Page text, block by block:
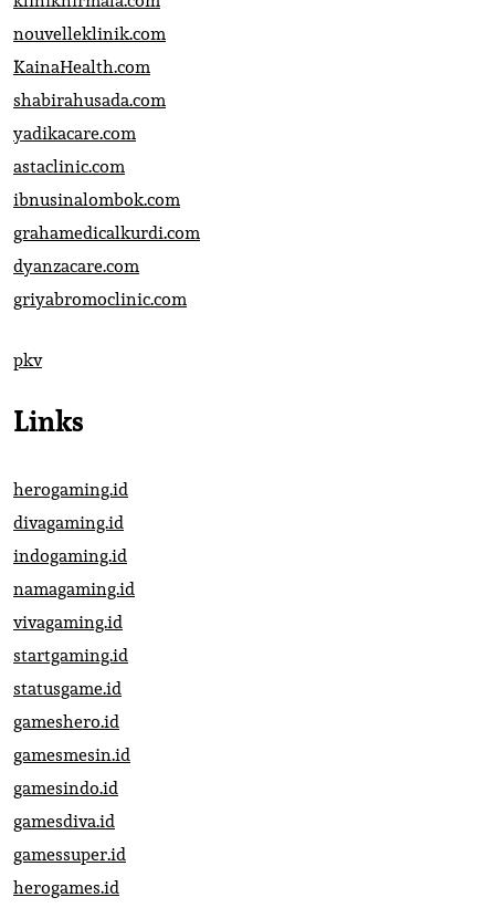
nouvelleklinik.com
KainaHealth.com
shabirahusada.com
yadikacare.com
astaclinic.com
ibnusinalombok.com
grahamedicalkurdi.com
dyanzacare.com
griyabromoclinic.com
pkv
Links
herogaming.id
divagaming.id
indogaming.id
namagaming.id
vivagaming.id
startgaming.id
statusgame.id
gameshero.id
gamesmesin.id
gamesindo.id
gamesdiva.id
gamessuper.id
herogames.id